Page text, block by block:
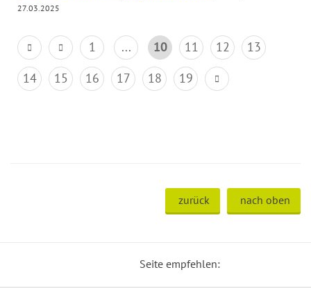
27.03.2025
1 ... 10 11 12
13
14
15 16 17 18 19
zurück nach oben
Seite empfehlen: